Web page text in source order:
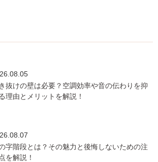
抜けの壁は必要？空調効率や音の伝わりを抑
理由とメリットを解説！
字階段とは？その魅力と後悔しないための注
を解説！